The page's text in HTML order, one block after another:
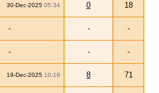
30-Dec-2025 05:34 0 18
- - -
- - -
19-Dec-2025 10:19 8 71